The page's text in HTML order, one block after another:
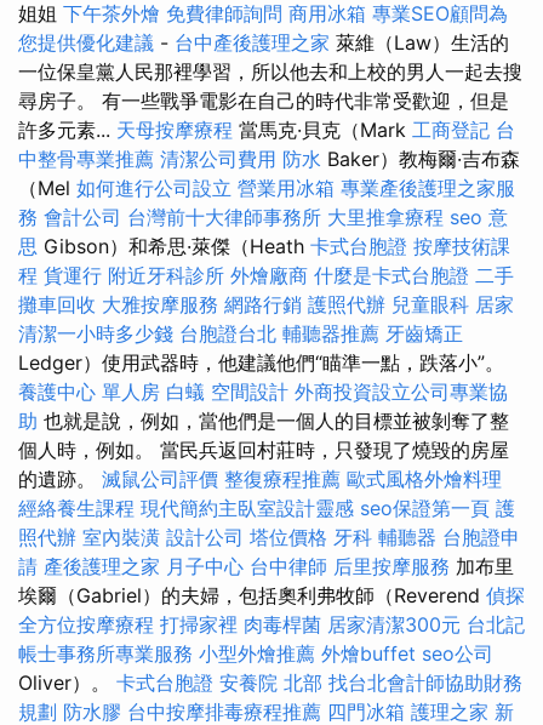
姐姐 下午茶外燴 免費律師詢問 商用冰箱 專業SEO顧問為
您提供優化建議 - 台中產後護理之家 萊維（Law）生活的
一位保皇黨人民那裡學習，所以他去和上校的男人一起去搜
尋房子。 有一些戰爭電影在自己的時代非常受歡迎，但是
許多元素... 天母按摩療程 當馬克·貝克（Mark 工商登記 台
中整骨專業推薦 清潔公司費用 防水 Ba​​ker）教梅爾·吉布森
（Mel 如何進行公司設立 營業用冰箱 專業產後護理之家服
務 會計公司 台灣前十大律師事務所 大里推拿療程 seo 意
思 Gibson）和希思·萊傑（Heath 卡式台胞證 按摩技術課
程 貨運行 附近牙科診所 外燴廠商 什麼是卡式台胞證 二手
攤車回收 大雅按摩服務 網路行銷 護照代辦 兒童眼科 居家
清潔一小時多少錢 台胞證台北 輔聽器推薦 牙齒矯正
Ledger）使用武器時，他建議他們“瞄準一點，跌落小”。
養護中心 單人房 白蟻 空間設計 外商投資設立公司專業協
助 也就是說，例如，當他們是一個人的目標並被剝奪了整
個人時，例如。 當民兵返回村莊時，只發現了燒毀的房屋
的遺跡。 滅鼠公司評價 整復療程推薦 歐式風格外燴料理
經絡養生課程 現代簡約主臥室設計靈感 seo保證第一頁 護
照代辦 室內裝潢 設計公司 塔位價格 牙科 輔聽器 台胞證申
請 產後護理之家 月子中心 台中律師 后里按摩服務 加布里
埃爾（Gabriel）的夫婦，包括奧利弗牧師（Reverend 偵探
全方位按摩療程 打掃家裡 肉毒桿菌 居家清潔300元 台北記
帳士事務所專業服務 小型外燴推薦 外燴buffet seo公司
Oliver）。 卡式台胞證 安養院 北部 找台北會計師協助財務
規劃 防水膠 台中按摩排毒療程推薦 四門冰箱 護理之家 新